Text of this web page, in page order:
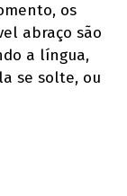
os
abraço são
a língua,
se solte, ou